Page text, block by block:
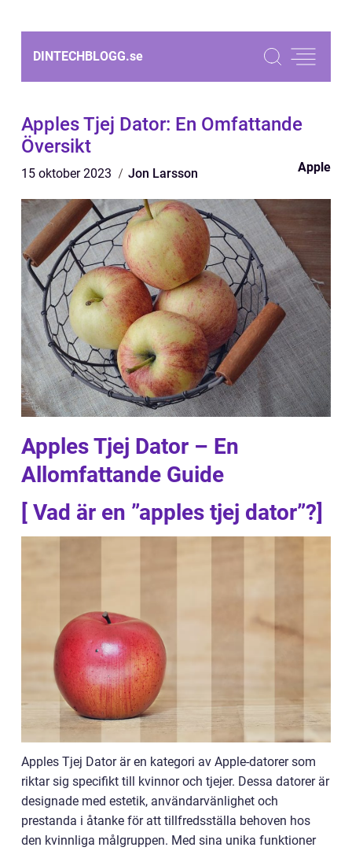
DINTECHBLOGG.se
Apples Tjej Dator: En Omfattande
Översikt
15 oktober 2023 Jon Larsson Apple
Apples Tjej Dator – En
Allomfattande Guide
[ Vad är en ”apples tjej dator”?]
Apples Tjej Dator är en kategori av Apple-datorer som
riktar sig specifikt till kvinnor och tjejer. Dessa datorer är
designade med estetik, användarvänlighet och
prestanda i åtanke för att tillfredsställa behoven hos
den kvinnliga målgruppen. Med sina unika funktioner